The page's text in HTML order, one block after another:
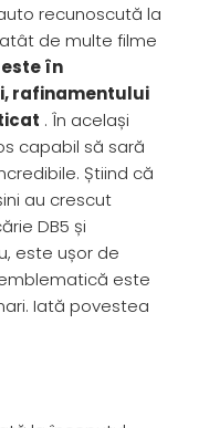
recunoscută la
de multe filme
este în
rafinamentului
. În același
capabil să sară
Știind că
au crescut
DB5 și
este ușor de
este
Iată povestea